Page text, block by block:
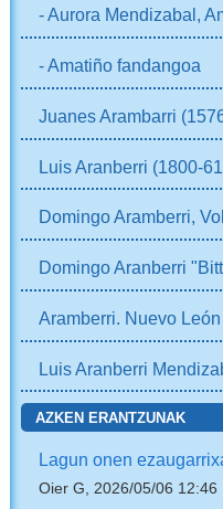
- Aurora Mendizabal,
- Amatiño fandangoa
Juanes Arambarri
Luis Aranberri (1800-
Domingo Aramberri,
Domingo Aranberri
Aramberri. Nuevo
Luis Aranberri
AZKEN ERANTZUNAK
Lagun onen
Oier G, 2026/05/06 12:46